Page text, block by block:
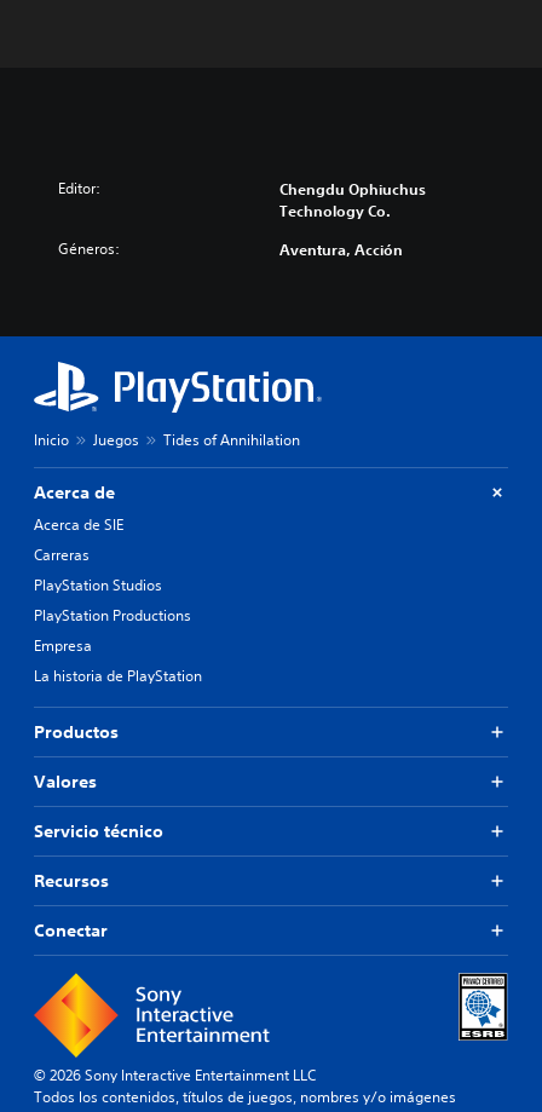
Editor:
Chengdu Ophiuchus
Technology Co.
Géneros: Aventura, Acción
Inicio Juegos Tides of Annihilation
Acerca de
Acerca de SIE
Carreras
PlayStation Studios
PlayStation Productions
Empresa
La historia de PlayStation
Productos
Valores
Servicio técnico
Recursos
Conectar
© 2026 Sony Interactive Entertainment LLC
Todos los contenidos, títulos de juegos, nombres y/o imágenes